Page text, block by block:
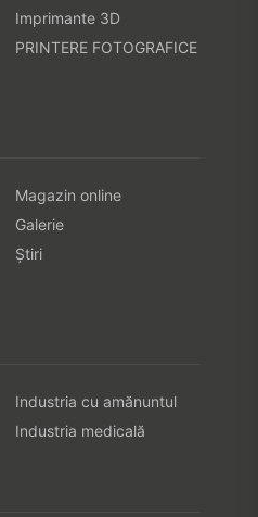
Imprimante 3D
PRINTERE FOTOGRAFICE
Magazin online
Galerie
Știri
Industria cu amănuntul
Industria medicală